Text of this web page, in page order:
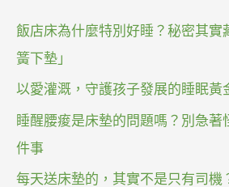
飯店床為什麼特別好睡？秘密其實
簧下墊」
以愛灌溉，守護孩子發展的睡眠黃
睡醒腰痠是床墊的問題嗎？別急著
件事
每天送床墊的，其實不是只有司機